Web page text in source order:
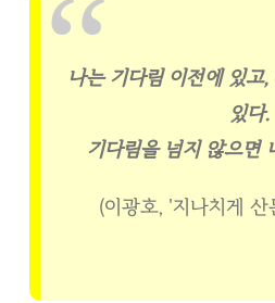
나는 기다림 이전에 있고
있다.
기다림을 넘지 않으면
(이광호, '지나치게